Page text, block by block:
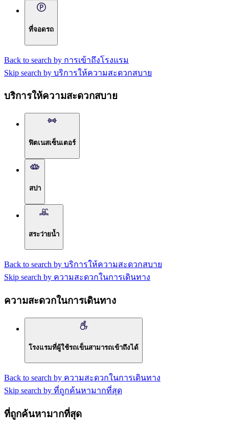
ที่จอดรถ
Back to search by การเข้าถึงโรงแรม
Skip search by บริการให้ความสะดวกสบาย
บริการให้ความสะดวกสบาย
ฟิตเนสเซ็นเตอร์
สปา
สระว่ายน้ำ
Back to search by บริการให้ความสะดวกสบาย
Skip search by ความสะดวกในการเดินทาง
ความสะดวกในการเดินทาง
โรงแรมที่ผู้ใช้รถเข็นสามารถเข้าถึงได้
Back to search by ความสะดวกในการเดินทาง
Skip search by ที่ถูกค้นหามากที่สุด
ที่ถูกค้นหามากที่สุด